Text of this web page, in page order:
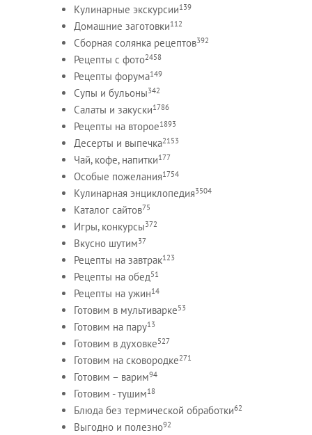
Кулинарные экскурсии139
Домашние заготовки112
Сборная солянка рецептов392
Рецепты c фото2458
Рецепты форума149
Супы и бульоны342
Салаты и закуски1786
Рецепты на второе1893
Десерты и выпечка2153
Чай, кофе, напитки177
Особые пожелания1754
Кулинарная энциклопедия3504
Каталог сайтов75
Игры, конкурсы372
Вкусно шутим37
Рецепты на завтрак123
Рецепты на обед51
Рецепты на ужин14
Готовим в мультиварке53
Готовим на пару13
Готовим в духовке527
Готовим на сковородке271
Готовим – варим94
Готовим - тушим18
Блюда без термической обработки62
Выгодно и полезно92